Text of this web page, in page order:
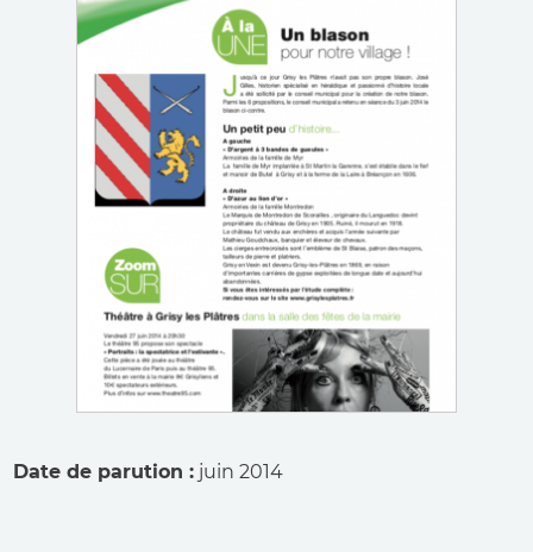
Date de parution juin 2014